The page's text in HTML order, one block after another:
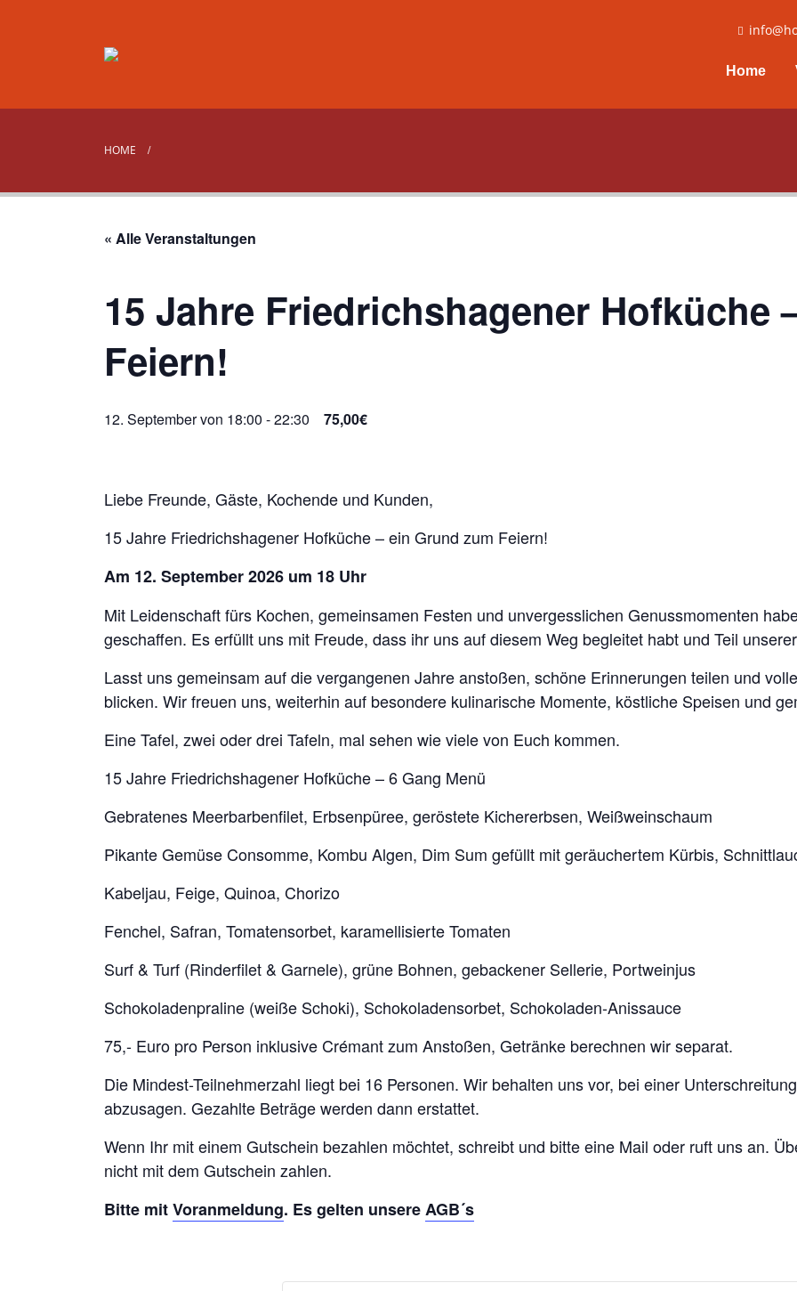
Home
HOME
« Alle Veranstaltungen
15 Jahre Friedrichshagener Hofküche
Feiern!
12. September von 18:00 -22:30 75,00€
Liebe Freunde, Gäste, Kochende und Kunden,
15 Jahre Friedrichshagener Hofküche – ein Grund zum Feiern!
Am 12. September 2026 um 18 Uhr
Mit Leidenschaft fürs Kochen, gemeinsamen Festen und unvergesslichen Genussmomenten
geschaffen. Es erfüllt uns mit Freude, dass ihr uns auf diesem Weg begleitet habt und Teil
Lasst uns gemeinsam auf die vergangenen Jahre anstoßen, schöne Erinnerungen teilen und
blicken. Wir freuen uns, weiterhin auf besondere kulinarische Momente, köstliche Speisen und
Eine Tafel, zwei oder drei Tafeln, mal sehen wie viele von Euch kommen.
15 Jahre Friedrichshagener Hofküche – 6 Gang Menü
Gebratenes Meerbarbenfilet, Erbsenpüree, geröstete Kichererbsen, Weißweinschaum
Pikante Gemüse Consomme, Kombu Algen, Dim Sum gefüllt mit geräuchertem Kürbis,
Kabeljau, Feige, Quinoa, Chorizo
Fenchel, Safran, Tomatensorbet, karamellisierte Tomaten
Surf & Turf (Rinderfilet & Garnele), grüne Bohnen, gebackener Sellerie, Portweinjus
Schokoladenpraline (weiße Schoki), Schokoladensorbet, Schokoladen-Anissauce
75,- Euro pro Person inklusive Crémant zum Anstoßen, Getränke berechnen wir separat.
Die Mindest-Teilnehmerzahl liegt bei 16 Personen. Wir behalten uns vor, bei einer
abzusagen. Gezahlte Beträge werden dann erstattet.
Wenn Ihr mit einem Gutschein bezahlen möchtet, schreibt und bitte eine Mail oder ruft uns an.
nicht mit dem Gutschein zahlen.
Bitte mitVoranmeldung. Es gelten unsereAGB´s